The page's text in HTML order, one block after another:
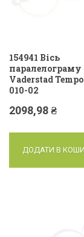
154941 Вісь
паралелограму
Vaderstad
010-02
2098,98₴
ДОДАТИ В